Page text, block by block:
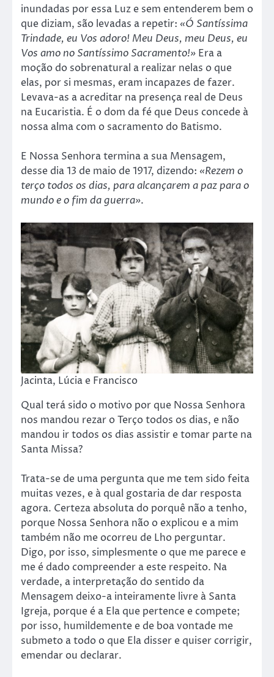
inundadas por essa Luz e sem entenderem bem o
que diziam, são levadas a repetir: «Ó Santíssima
Trindade, eu Vos adoro! Meu Deus, meu Deus, eu
Vos amo no Santíssimo Sacramento!» Era a
moção do sobrenatural a realizar nelas o que
elas, por si mesmas, eram incapazes de fazer.
Levava-as a acreditar na presença real de Deus
na Eucaristia. É o dom da fé que Deus concede à
nossa alma com o sacramento do Batismo.
E Nossa Senhora termina a sua Mensagem,
desse dia 13 de maio de 1917, dizendo: «Rezem o
terço todos os dias, para alcançarem a paz para o
mundo e o fim da guerra».
Jacinta, Lúcia e Francisco
Qual terá sido o motivo por que Nossa Senhora
nos mandou rezar o Terço todos os dias, e não
mandou ir todos os dias assistir e tomar parte na
Santa Missa?
Trata-se de uma pergunta que me tem sido feita
muitas vezes, e à qual gostaria de dar resposta
agora. Certeza absoluta do porquê não a tenho,
porque Nossa Senhora não o explicou e a mim
também não me ocorreu de Lho perguntar.
Digo, por isso, simplesmente o que me parece e
me é dado compreender a este respeito. Na
verdade, a interpretação do sentido da
Mensagem deixo-a inteiramente livre à Santa
Igreja, porque é a Ela que pertence e compete;
por isso, humildemente e de boa vontade me
submeto a todo o que Ela disser e quiser corrigir,
emendar ou declarar.